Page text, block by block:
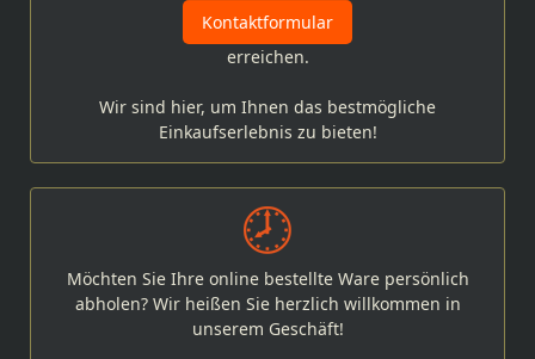
Kontaktformular
erreichen.
Wir sind hier, um Ihnen das bestmögliche
Einkaufserlebnis zu bieten!
Möchten Sie Ihre online bestellte Ware persönlich
abholen? Wir heißen Sie herzlich willkommen in
unserem Geschäft!